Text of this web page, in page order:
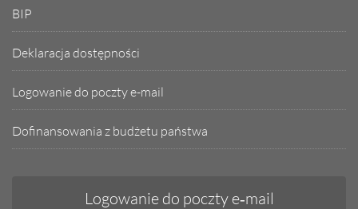
BIP
Deklaracja dostępności
Logowanie do poczty e-mail
Dofinansowania z budżetu państwa
Logowanie do poczty e‑mail